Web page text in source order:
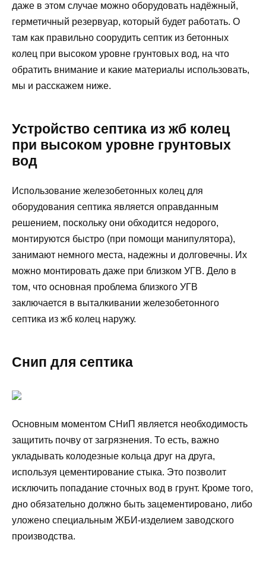
даже в этом случае можно оборудовать надёжный,
герметичный резервуар, который будет работать. О
там как правильно соорудить септик из бетонных
колец при высоком уровне грунтовых вод, на что
обратить внимание и какие материалы использовать,
мы и расскажем ниже.
Устройство септика из жб колец
при высоком уровне грунтовых
вод
Использование железобетонных колец для
оборудования септика является оправданным
решением, поскольку они обходится недорого,
монтируются быстро (при помощи манипулятора),
занимают немного места, надежны и долговечны. Их
можно монтировать даже при близком УГВ. Дело в
том, что основная проблема близкого УГВ
заключается в выталкивании железобетонного
септика из жб колец наружу.
Снип для септика
Основным моментом СНиП является необходимость
защитить почву от загрязнения. То есть, важно
укладывать колодезные кольца друг на друга,
используя цементирование стыка. Это позволит
исключить попадание сточных вод в грунт. Кроме того,
дно обязательно должно быть зацементировано, либо
уложено специальным ЖБИ-изделием заводского
производства.